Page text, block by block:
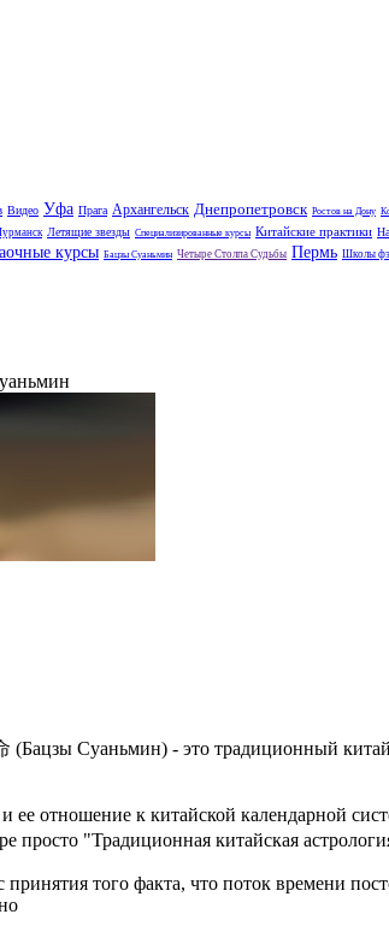
Видео Уфа Прага Архангельск Днепропетровск Ростов на Дону
Летящие звезды Специализированные курсы Китайские практики
курсы Бацзы Суаньмин Четыре Столпа Судьбы Пермь Школы
Суаньмин) - это традиционный
отношение к китайской календарной
"Традиционная китайская
того факта, что поток времени